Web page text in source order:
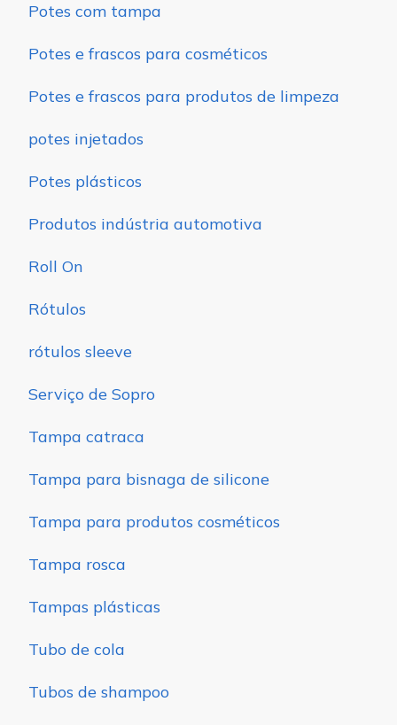
Potes com tampa
Potes e frascos para cosméticos
Potes e frascos para produtos de limpeza
potes injetados
Potes plásticos
Produtos indústria automotiva
Roll On
Rótulos
rótulos sleeve
Serviço de Sopro
Tampa catraca
Tampa para bisnaga de silicone
Tampa para produtos cosméticos
Tampa rosca
Tampas plásticas
Tubo de cola
Tubos de shampoo